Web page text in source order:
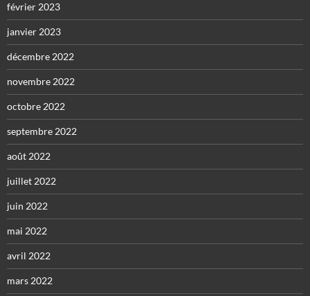
février 2023
janvier 2023
décembre 2022
novembre 2022
octobre 2022
septembre 2022
août 2022
juillet 2022
juin 2022
mai 2022
avril 2022
mars 2022